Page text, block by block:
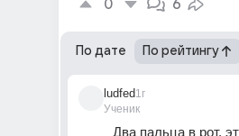
0 6
По дате По рейтингу
ludfed
Ученик
1г
Два пальца в рот,